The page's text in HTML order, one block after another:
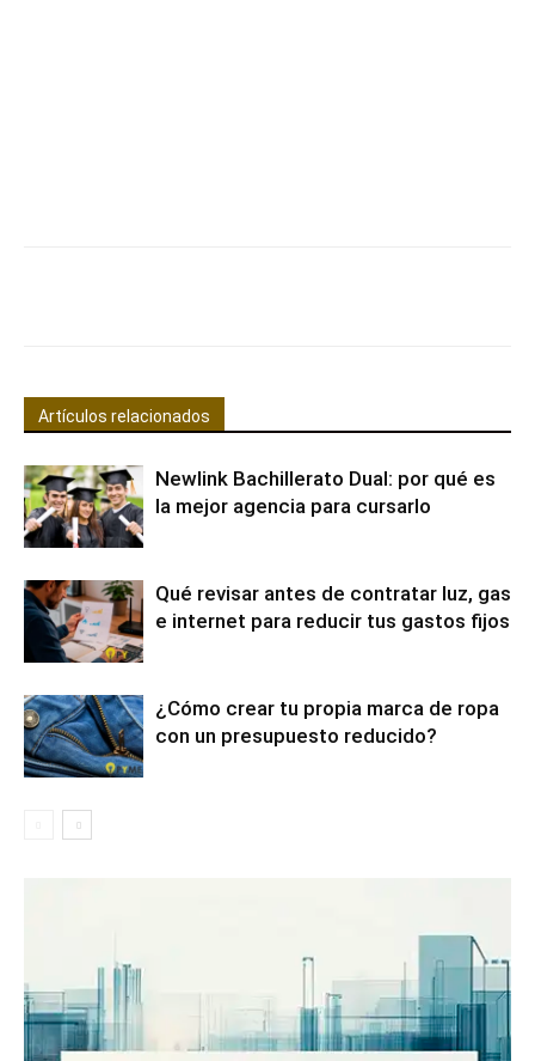
Artículos relacionados
Newlink Bachillerato Dual: por qué es
la mejor agencia para cursarlo
Qué revisar antes de contratar luz, gas
e internet para reducir tus gastos fijos
¿Cómo crear tu propia marca de ropa
con un presupuesto reducido?